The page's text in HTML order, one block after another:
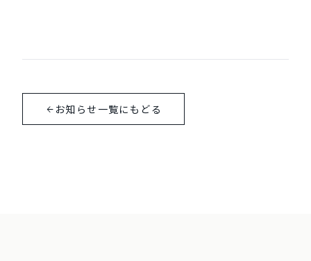
arrow_back お知らせ一覧にもどる